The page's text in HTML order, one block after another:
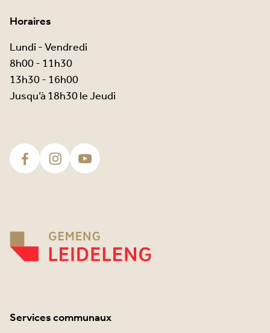
Horaires
Lundi - Vendredi
8h00 - 11h30
13h30 - 16h00
Jusqu’à 18h30 le Jeudi
Services communaux